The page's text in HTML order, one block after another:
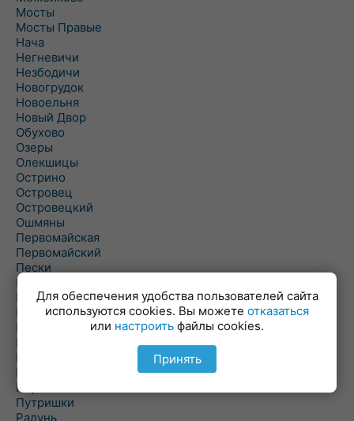
Мосты
Мосты Правые
Нача
Негневичи
Незбодичи
Новогрудок
Новоельня
Новый Двор
Обухово
Озеры
Олекшицы
Острино
Островец
Островецкий
Ошмяны
Первомайская
Первомайский
Пески
Петревичи
Погородно
Пограничный
Подлабенье
Подольцы
Подороск
Поречье
Порозово
Путришки
Радунь
Для обеспечения удобства пользователей сайта
используются cookies. Вы можете отказаться
или настроить файлы cookies.
Принять